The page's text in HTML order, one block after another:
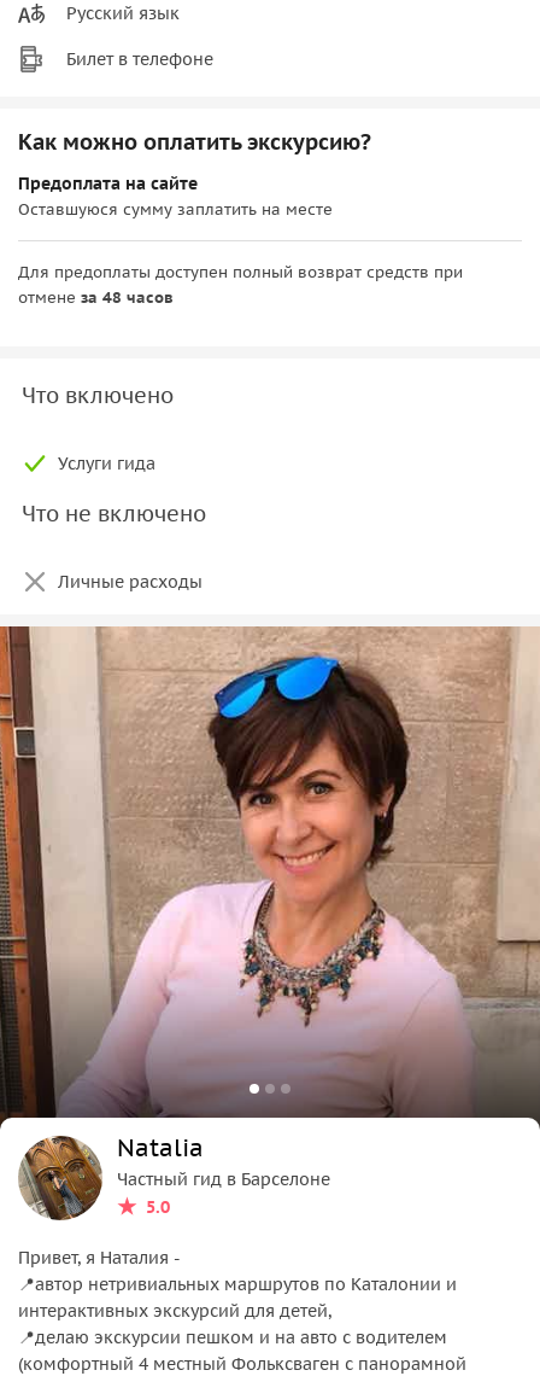
Русский язык
Билет в телефоне
Как можно оплатить экскурсию?
Предоплата на сайте
Оставшуюся сумму заплатить на месте
Для предоплаты доступен полный возврат средств при
отмене за 48 часов
Что включено
Услуги гида
Что не включено
Личные расходы
Natalia
Частный гид в Барселоне
5.0
Привет, я Наталия -
📍автор нетривиальных маршрутов по Каталонии и
интерактивных экскурсий для детей,
📍делаю экскурсии пешком и на авто с водителем
(комфортный 4 местный Фольксваген с панорамной